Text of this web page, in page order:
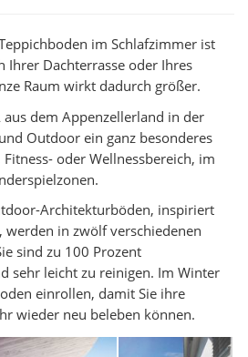
im Schlafzimmer ist
Ihrer Dachterrasse oder Ihres
Raum wirkt dadurch größer.
aus dem Appenzellerland in der
Outdoor ein ganz besonderes
oder Wellnessbereich, im
Architekturböden, inspiriert
werden in zwölf verschiedenen
sind zu 100 Prozent
sehr leicht zu reinigen. Im Winter
einrollen, damit Sie ihre
wieder neu beleben können.